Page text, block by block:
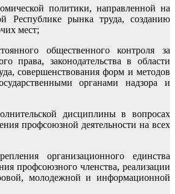
политики, направленной на
Республике рынка труда, созданию
мест;
общественного контроля за
права, законодательства в области
совершенствования форм и методов
органами надзора и
дисциплины в вопросах
профсоюзной деятельности на всех
организационного единства
профсоюзного членства, реализации
молодежной и информационной